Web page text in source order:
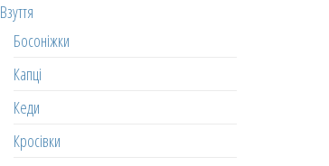
Взуття
Босоніжки
Капці
Кеди
Кросівки